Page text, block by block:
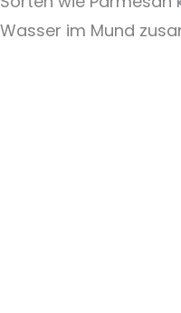
Wasser im Mund